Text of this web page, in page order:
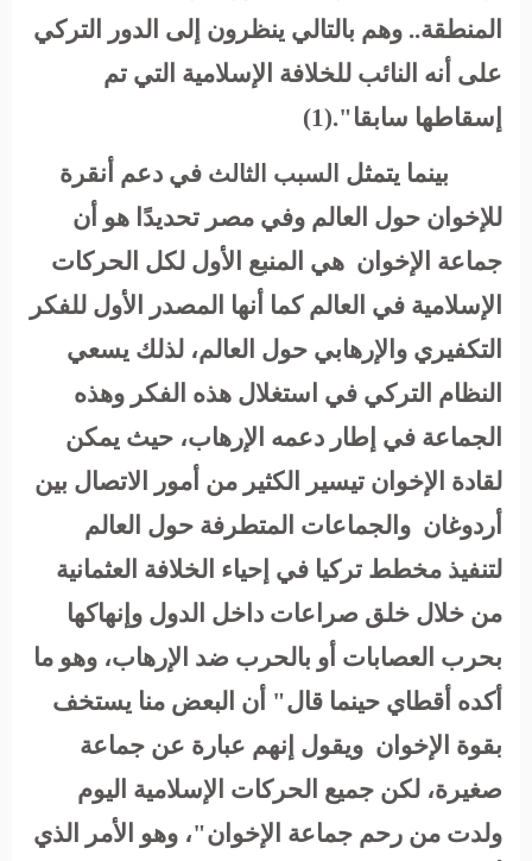
المنطقة.. وهم بالتالي ينظرون إلى الدور التركي
على أنه النائب للخلافة الإسلامية التي تم
إسقاطها سابقا".(1)
بينما يتمثل السبب الثالثفي دعم أنقرة
للإخوان حول العالم وفي مصر تحديدًا هو أن
جماعة الإخوان هي المنبع الأول لكل الحركات
الإسلامية في العالم كما أنها المصدر الأول للفكر
التكفيري والإرهابي حول العالم، لذلك يسعي
النظام التركي في استغلال هذه الفكر وهذه
الجماعة في إطار دعمه الإرهاب، حيث يمكن
لقادة الإخوان تيسير الكثير من أمور الاتصال بين
أردوغان والجماعات المتطرفة حول العالم
لتنفيذ مخطط تركيا في إحياء الخلافة العثمانية
من خلال خلق صراعات داخل الدول وإنهاكها
بحرب العصابات أو بالحرب ضد الإرهاب، وهو ما
أكده أقطاي حينما قال" أن البعض منا يستخف
بقوة الإخوان ويقول إنهم عبارة عن جماعة
صغيرة، لكن جميع الحركات الإسلامية اليوم
ولدت من رحم جماعة الإخوان"، وهو الأمر الذي